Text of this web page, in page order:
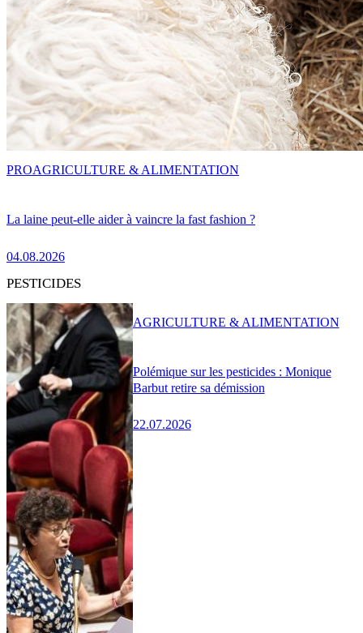
La laine peut-elle aider à vaincre la fast fashion ?
04.08.2026
PROAGRICULTURE & ALIMENTATION
PESTICIDES
Polémique sur les pesticides : Monique
Barbut retire sa démission
22.07.2026
AGRICULTURE & ALIMENTATION